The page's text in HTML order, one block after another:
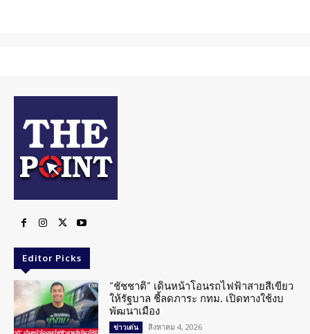
Editor Picks
“ชัชชาติ” เดินหน้าโอนรถไฟฟ้าสายสีเขียว
ให้รัฐบาล ชี้ลดภาระ กทม. เปิดทางใช้งบ
พัฒนาเมือง
ข่าวเด่น สิงหาคม 4, 2026